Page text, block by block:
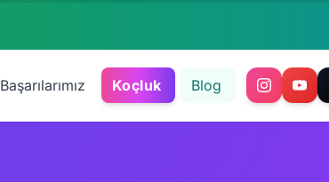
Başarılarımız Koçluk Blog